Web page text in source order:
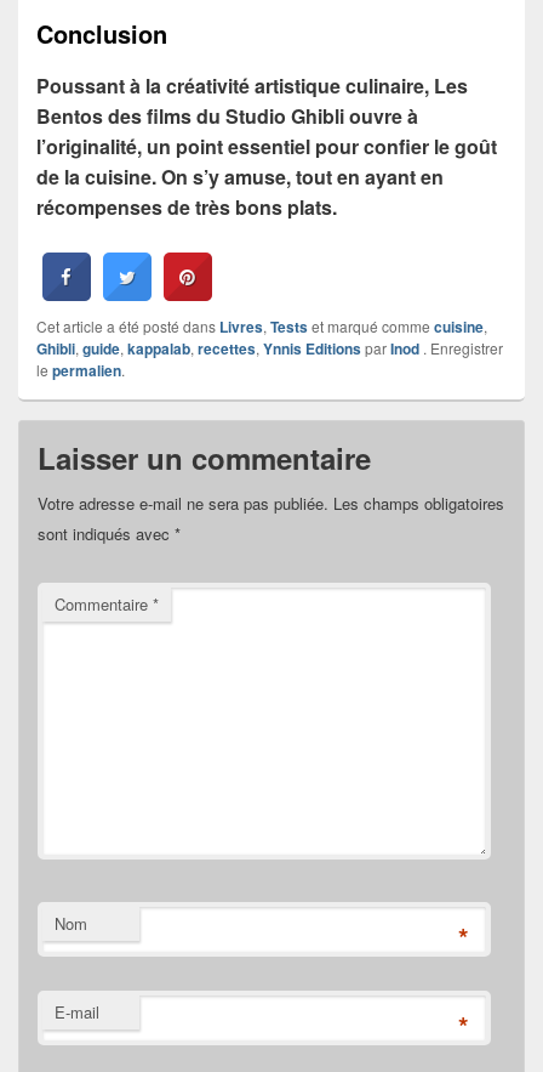
Conclusion
Poussant à la créativité artistique culinaire, Les
Bentos des films du Studio Ghibli ouvre à
l’originalité, un point essentiel pour confier le goût
de la cuisine. On s’y amuse, tout en ayant en
récompenses de très bons plats.
Cet article a été posté dans Livres, Testset marqué comme cuisine,
Ghibli, guide, kappalab, recettes, Ynnis EditionsparInod . Enregistrer
le permalien.
Laisser un commentaire
Votre adresse e-mail ne sera pas publiée. Les champs obligatoires
sont indiqués avec *
Commentaire *
Nom *
E-mail *